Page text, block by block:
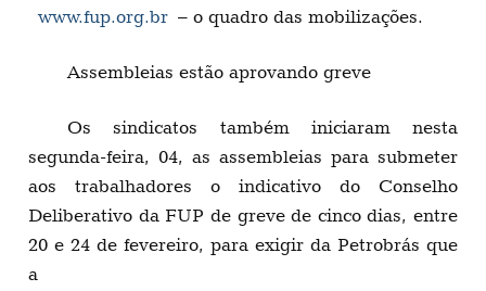
www.fup.org.br – o quadro das mobilizações.
Assembleias estão aprovando greve
Os sindicatos também iniciaram nesta
segunda-feira, 04, as assembleias para submeter
aos trabalhadores o indicativo do Conselho
Deliberativo da FUP de greve de cinco dias, entre
20 e 24 de fevereiro, para exigir da Petrobrás que
a